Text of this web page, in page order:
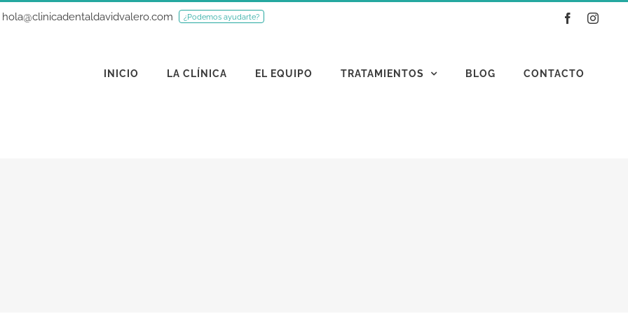
hola@clinicadentaldavidvalero.com ¿Podemos ayudarte? Facebook
INICIO LA CLÍNICA EL EQUIPO TRATAMIENTOS BLOG CONTACTO